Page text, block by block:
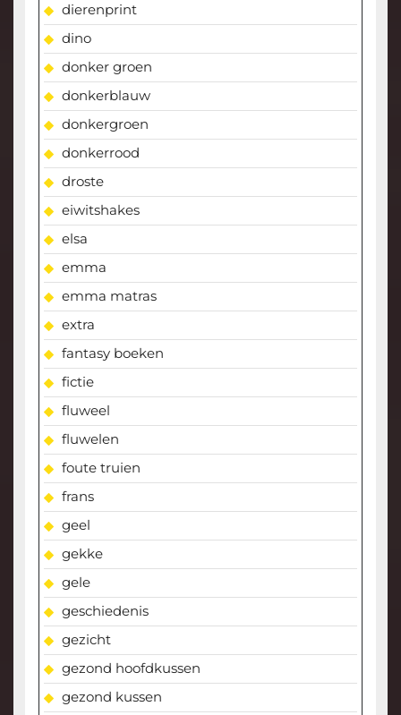
dierenprint
dino
donker groen
donkerblauw
donkergroen
donkerrood
droste
eiwitshakes
elsa
emma
emma matras
extra
fantasy boeken
fictie
fluweel
fluwelen
foute truien
frans
geel
gekke
gele
geschiedenis
gezicht
gezond hoofdkussen
gezond kussen